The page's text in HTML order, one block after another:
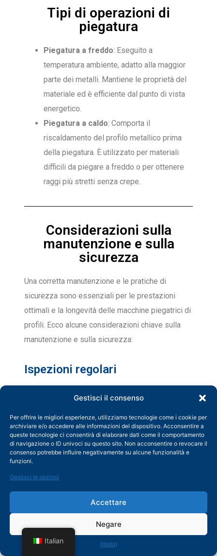
Gestisci il consenso
Per offrire le migliori esperienze, utilizziamo tecnologie come i cookie per
archiviare e/o accedere alle informazioni del dispositivo. Acconsentire a
queste tecnologie ci consentirà di elaborare dati come il comportamento
di navigazione o ID univoci su questo sito. Non acconsentire o revocare il
consenso potrebbe influire negativamente su alcune funzionalità e
funzioni.
Gestisci le opzioni
Accettare
Negare
{titolo}
Tipi di operazioni di
piegatura
Piegatura a freddo: Eseguito a
temperatura ambiente, adatto alla maggior
parte dei metalli. Mantiene le proprietà del
materiale ed è efficiente dal punto di vista
energetico.
Piegatura a caldo: Comporta il
riscaldamento del profilo metallico prima
della piegatura. È utilizzato per materiali
difficili da piegare a freddo o per ottenere
raggi più stretti senza crepe.
Considerazioni sulla
manutenzione e sulla
sicurezza
Una corretta manutenzione e le pratiche di
sicurezza sono essenziali per le prestazioni
ottimali e la longevità delle macchine piegatrici di
profili. Ecco alcune considerazioni chiave sulla
manutenzione e sulla sicurezza:
Ispezioni regolari
matrici, sistemi idraulici/elettrici e pannelli
di controllo.
Controllare eventuali segni di usura e
danneggiate.
Lubrificazione
Assicurarsi che tutte le parti mobili siano
adeguatamente lubrificate per ridurre
Italian